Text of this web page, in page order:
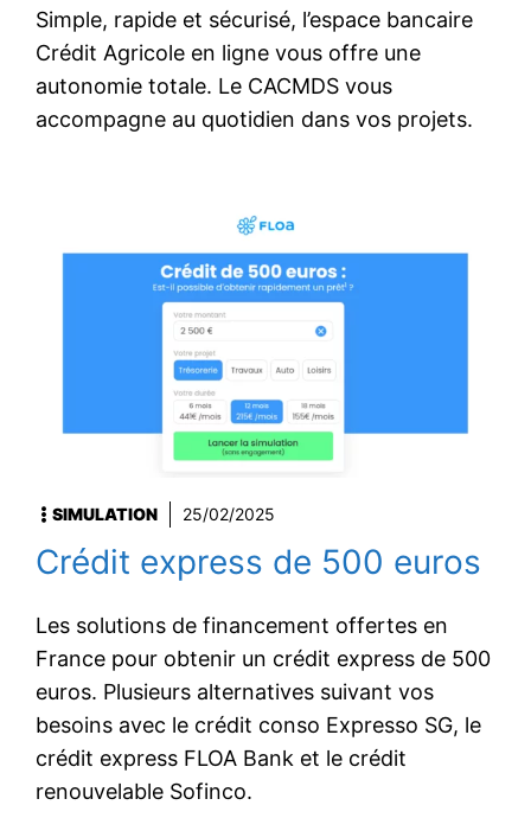
Simple, rapide et sécurisé, l’espace bancaire
Crédit Agricole en ligne vous offre une
autonomie totale. Le CACMDS vous
accompagne au quotidien dans vos projets.
SIMULATION 25/02/2025
Crédit express de 500 euros
Les solutions de financement offertes en
France pour obtenir un crédit express de 500
euros. Plusieurs alternatives suivant vos
besoins avec le crédit conso Expresso SG, le
crédit express FLOA Bank et le crédit
renouvelable Sofinco.